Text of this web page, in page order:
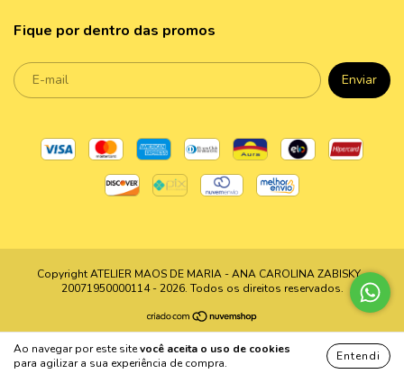
Ao navegar por este sitevocê aceita o uso de cookies
para agilizar a sua experiência de compra.
Entendi
Fique por dentro das promos
Copyright ATELIER MAOS DE MARIA - ANA CAROLINA ZABISKY -
20071950000114 - 2026. Todos os direitos reservados.